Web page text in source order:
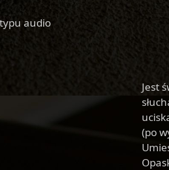
audio
Jest
(po